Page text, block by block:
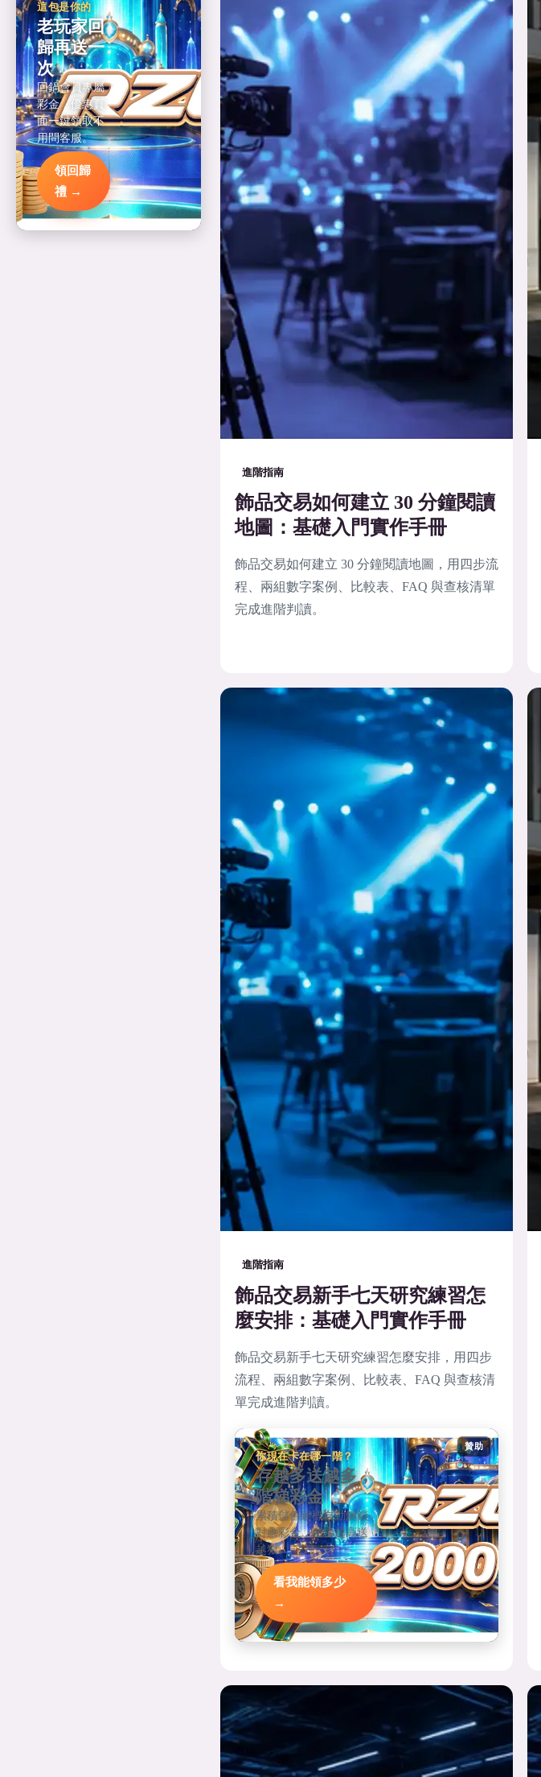
這包是你的
老玩家回
歸再送一
次
回鍋會員專屬
彩金，優惠頁
面一鍵領取不
用問客服。
領回歸
禮 →
進階指南
飾品交易如何建立 30 分鐘閱讀
地圖：基礎入門實作手冊
飾品交易如何建立 30 分鐘閱讀地圖，用四步流
程、兩組數字案例、比較表、FAQ 與查核清單
完成進階判讀。
進階指南
飾品交易新手七天研究練習怎
麼安排：基礎入門實作手冊
飾品交易新手七天研究練習怎麼安排，用四步
流程、兩組數字案例、比較表、FAQ 與查核清
單完成進階判讀。
贊助
你現在卡在哪一階？
存越多送越多，
階梯彩金
累積儲值達標自動解鎖
對應彩金，階梯越高送
越狠。
看我能領多少
→